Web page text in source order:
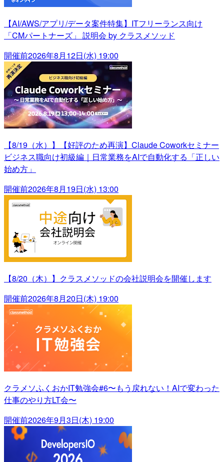
【AI/AWS/アプリ/データ案件特集】ITフリーランス向け
「CMパートナーズ」 説明会 by クラスメソッド
開催前2026年8月12日(水) 19:00
【8/19（水）】【好評のため再演】Claude Coworkセミナー
ビジネス職向け初級編｜日常業務をAIで自動化する「正しい
始め方」
開催前2026年8月19日(水) 13:00
【8/20（木）】クラスメソッドの会社説明会を開催します
開催前2026年8月20日(木) 19:00
クラメソふくおかIT勉強会#6〜もう戻れない！AIで変わった
仕事のやり方LT会〜
開催前2026年9月3日(木) 19:00